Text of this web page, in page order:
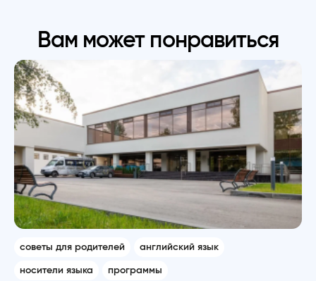
Вам может понравиться
советы для родителей английский язык
носители языка программы